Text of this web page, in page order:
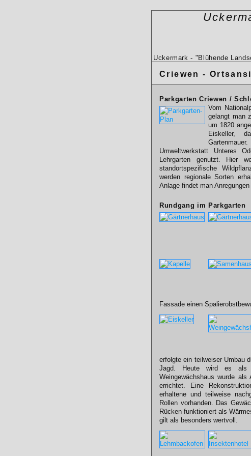
Uckermark - "Blühende
Criewen -
Parkgarten Criewen /
Vom
gelangt man
um 1820
Eiskeller,
Umweltwerkstatt Unteres
Lehrgarten genutzt. Hier
standortspezifische
werden regionale Sorten
Anlage findet man
Rundgang im Parkgarten
Fassade einen
erfolgte ein teilweiser Umbau
Jagd. Heute wird es als
Weingewächshaus wurde
errichtet. Eine
erhaltene und teilweise
Rollen vorhanden. Das
Rücken funktioniert als
gilt als besonders wertvoll.